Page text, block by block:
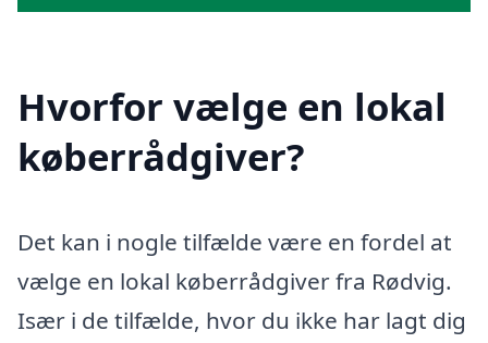
Hvorfor vælge en lokal
køberrådgiver?
Det kan i nogle tilfælde være en fordel at
vælge en lokal køberrådgiver fra Rødvig.
Især i de tilfælde, hvor du ikke har lagt dig